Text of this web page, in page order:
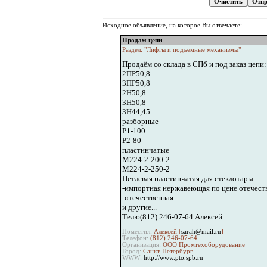
Исходное объявление, на которое Вы отвечаете:
Продам цепи
Раздел: "Лифты и подъемные механизмы"
Продаём со склада в СПб и под заказ цепи:
2ПР50,8
3ПР50,8
2Н50,8
3Н50,8
3Н44,45
разборные
Р1-100
Р2-80
пластинчатые
М224-2-200-2
М224-2-250-2
Петлевая пластинчатая для стеклотары
-импортная нержавеющая по цене
-отечественная
и другие...
Телю(812) 246-07-64 Алексей
Поместил: Алексей [sarah@mail.ru]
Телефон: (812) 246-07-64
Организация: ООО Промтехоборудование
Город: Санкт-Петербург
WWW: http://www.pto.spb.ru